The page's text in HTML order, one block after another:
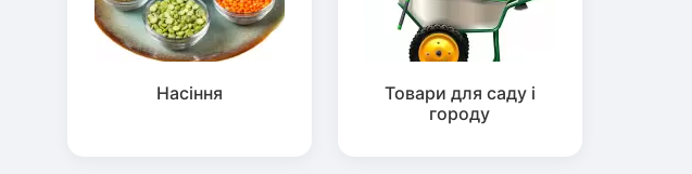
Насіння
Товари для саду і
городу